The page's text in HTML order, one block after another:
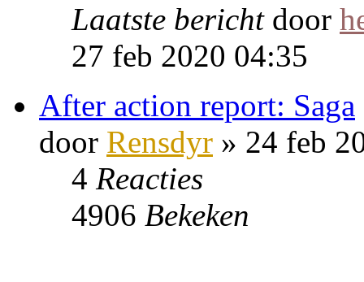
Laatste bericht door
27 feb 2020 04:35
After action report: Saga
door Rensdyr » 24 feb
4 Reacties
4906 Bekeken